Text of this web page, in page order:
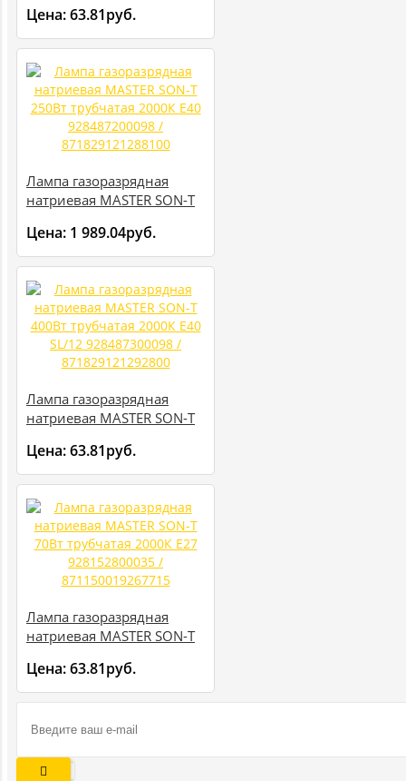
E40 928487100096 /
871829121270600
Цена:63.81руб.
Лампа газоразрядная
натриевая MASTER SON-T
E40 928487200098 /
871829121288100
Цена: 1 989.04руб.
Лампа газоразрядная
натриевая MASTER SON-T
E40 SL/12 928487300098 /
871829121292800
Цена:63.81руб.
Лампа газоразрядная
натриевая MASTER SON-T
928152800035 /
871150019267715
Цена:63.81руб.